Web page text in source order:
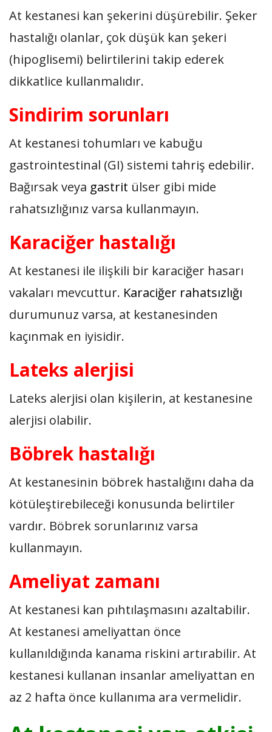
At kestanesi kan şekerini düşürebilir. Şeker
hastalığı olanlar, çok düşük kan şekeri
(hipoglisemi) belirtilerini takip ederek
dikkatlice kullanmalıdır.
Sindirim sorunları
At kestanesi tohumları ve kabuğu
gastrointestinal (GI) sistemi tahriş edebilir.
Bağırsak veya gastrit ülser gibi mide
rahatsızlığınız varsa kullanmayın.
Karaciğer hastalığı
At kestanesi ile ilişkili bir karaciğer hasarı
vakaları mevcuttur. Karaciğer rahatsızlığı
durumunuz varsa, at kestanesinden
kaçınmak en iyisidir.
Lateks alerjisi
Lateks alerjisi olan kişilerin, at kestanesine
alerjisi olabilir.
Böbrek hastalığı
At kestanesinin böbrek hastalığını daha da
kötüleştirebileceği konusunda belirtiler
vardır. Böbrek sorunlarınız varsa
kullanmayın.
Ameliyat zamanı
At kestanesi kan pıhtılaşmasını azaltabilir.
At kestanesi ameliyattan önce
kullanıldığında kanama riskini artırabilir. At
kestanesi kullanan insanlar ameliyattan en
az 2 hafta önce kullanıma ara vermelidir.